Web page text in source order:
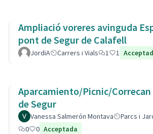
Ampliació voreres avinguda
pont de Segur de Calafell
JordiA Carrers i Vials 1 1
Aparcamiento/Picnic/Correcan
de Segur
Vanessa Salmerón Montava
Parcs i
0
0 Acceptada